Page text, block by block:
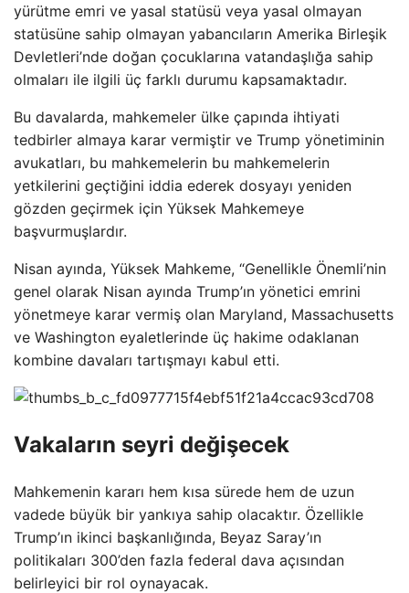
yürütme emri ve yasal statüsü veya yasal olmayan
statüsüne sahip olmayan yabancıların Amerika Birleşik
Devletleri’nde doğan çocuklarına vatandaşlığa sahip
olmaları ile ilgili üç farklı durumu kapsamaktadır.
Bu davalarda, mahkemeler ülke çapında ihtiyati
tedbirler almaya karar vermiştir ve Trump yönetiminin
avukatları, bu mahkemelerin bu mahkemelerin
yetkilerini geçtiğini iddia ederek dosyayı yeniden
gözden geçirmek için Yüksek Mahkemeye
başvurmuşlardır.
Nisan ayında, Yüksek Mahkeme, “Genellikle Önemli’nin
genel olarak Nisan ayında Trump’ın yönetici emrini
yönetmeye karar vermiş olan Maryland, Massachusetts
ve Washington eyaletlerinde üç hakime odaklanan
kombine davaları tartışmayı kabul etti.
Vakaların seyri değişecek
Mahkemenin kararı hem kısa sürede hem de uzun
vadede büyük bir yankıya sahip olacaktır. Özellikle
Trump’ın ikinci başkanlığında, Beyaz Saray’ın
politikaları 300’den fazla federal dava açısından
belirleyici bir rol oynayacak.